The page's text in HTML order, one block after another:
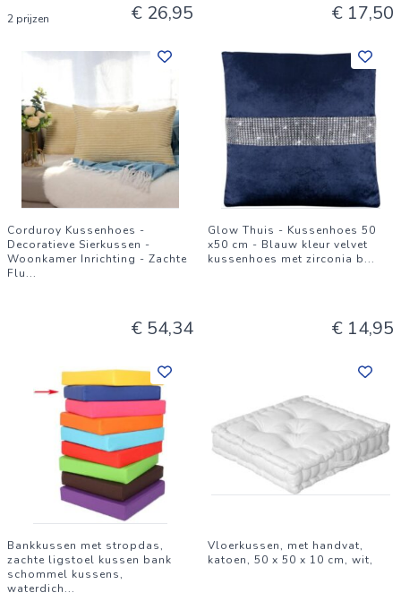
2 prijzen € 26,95 € 17,50
Corduroy Kussenhoes -
Decoratieve Sierkussen -
Woonkamer Inrichting - Zachte
Flu...
€ 54,34
Glow Thuis - Kussenhoes 50
x50 cm - Blauw kleur velvet
kussenhoes met zirconia b...
€ 14,95
Bankkussen met stropdas,
zachte ligstoel kussen bank
schommel kussens,
waterdich...
Vloerkussen, met handvat,
katoen, 50 x 50 x 10 cm, wit,